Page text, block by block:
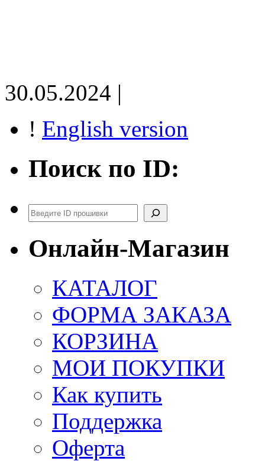
30.05.2024 |
! English version
Поиск по ID:
Поиск
Онлайн-Магазин
КАТАЛОГ
ФОРМА ЗАКАЗА
КОРЗИНА
МОИ ПОКУПКИ
Как купить
Поддержка
Оферта